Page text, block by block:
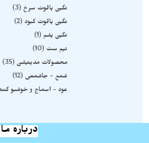
نگین یاقوت سرخ
3
نگین یاقوت کبود
2
نگین یشم
1
نیم ست
10
محصولات مدیتیشن 35
شمع - جاشمعی
12
عود - اسماج و خوشبو
درباره